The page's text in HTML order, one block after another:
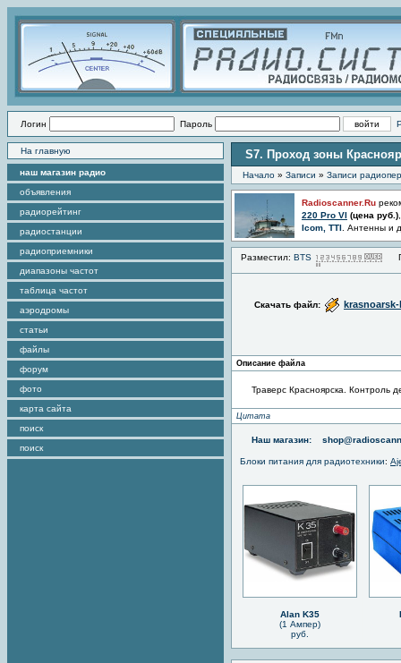
Логин Пароль
На главную
наш магазин радио
объявления
радиорейтинг
радиостанции
радиоприемники
диапазоны частот
таблица частот
аэродромы
статьи
файлы
форум
фото
карта сайта
поиск
поиск
S7. Проход зоны
Начало » Записи » Записи
Radioscanner.Ru
220 Pro VI (цена руб.)
Icom, TTI . Антенны и
Разместил: BTS
Скачать файл:
Описание файла
Траверс Красноярска. Контроль
Цитата
Наш магазин:
Блоки питания для радиотехники:
Alan K35
(1 Ампер)
руб.